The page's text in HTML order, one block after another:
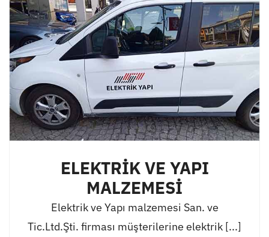
ELEKTRİK VE YAPI
MALZEMESİ
Elektrik ve Yapı malzemesi San. ve
Tic.Ltd.Şti. firması müşterilerine elektrik [...]